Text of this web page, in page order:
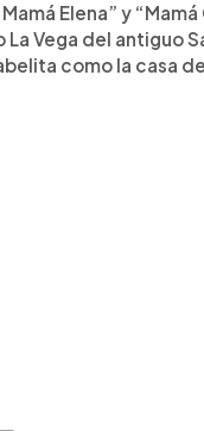
Elena” y
La Vega del antiguo
como la casa